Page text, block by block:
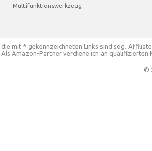
Multifunktionswerkzeug
die mit * gekennzeichneten Links sind sog.
Als Amazon-Partner verdiene ich an qualifizierten
©